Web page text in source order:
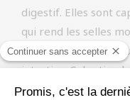
digestif. Elles sont
qui rend les selles
fibres alimentaires
intestins. Cela
intestinale, mais